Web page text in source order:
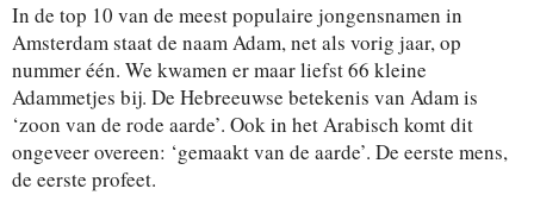
In de top 10 van de meest populaire jongensnamen in
Amsterdam staat de naam Adam, net als vorig jaar, op
nummer één. We kwamen er maar liefst 66 kleine
Adammetjes bij. De Hebreeuwse betekenis van Adam is
‘zoon van de rode aarde’. Ook in het Arabisch komt dit
ongeveer overeen: ‘gemaakt van de aarde’. De eerste mens,
de eerste profeet.